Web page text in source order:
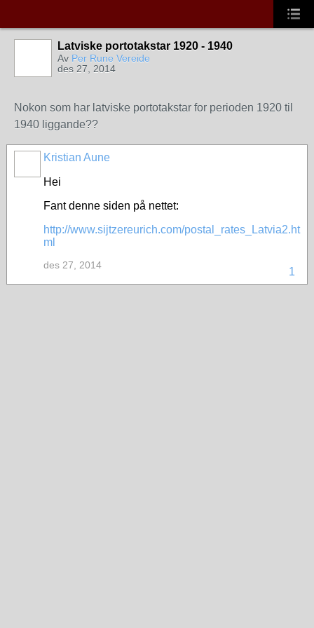
Latviske portotakstar 1920 - 1940
Av Per Rune Vereide
des 27, 2014
Nokon som har latviske portotakstar for perioden 1920 til
1940 liggande??
Kristian Aune
Hei
Fant denne siden på nettet:
http://www.sijtzereurich.com/postal_rates_Latvia2.ht
ml
1
des 27, 2014